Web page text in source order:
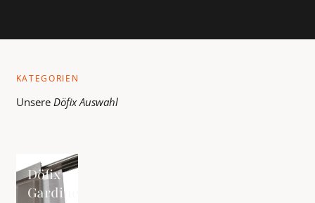
KATEGORIEN
Unsere Döfix Auswahl
Döfix Gardinenschiene ansehen
Döfix
Gardinenschiene